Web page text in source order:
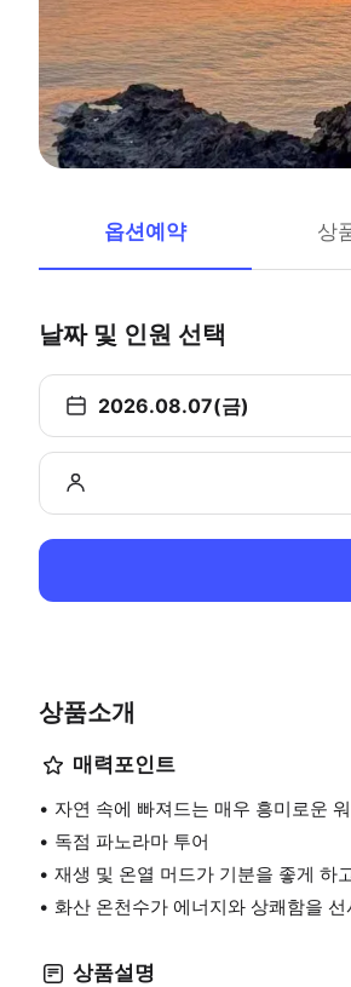
옵션예약 상
날짜 및 인원 선택
2026.08.07(금)
상품소개
매력포인트
자연 속에 빠져드는 매우 흥미로운
독점 파노라마 투어
재생 및 온열 머드가 기분을 좋게 하
화산 온천수가 에너지와 상쾌함을 선
상품설명